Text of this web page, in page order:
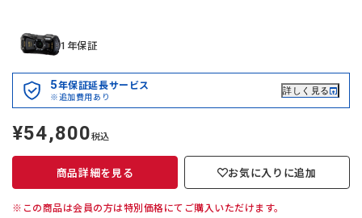
1年保証
5年保証延長サービス
※追加費用あり
詳しく見る
定
価
¥54,800税込
商品詳細を見る お気に入りに追加
※この商品は会員の方は特別価格にてご購入いただけます。